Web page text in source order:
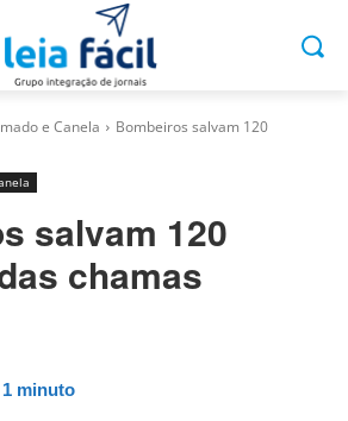
e Canela
Bombeiros salvam 120
salvam 120
chamas
minuto